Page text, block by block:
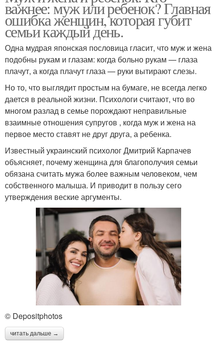
важнее: муж или ребенок? Главная
ошибка женщин, которая губит
семьи каждый день.
Одна мудрая японская пословица гласит, что муж и жена
подобны рукам и глазам: когда больно рукам — глаза
плачут, а когда плачут глаза — руки вытирают слезы.
Но то, что выглядит простым на бумаге, не всегда легко
дается в реальной жизни. Психологи считают, что во
многом разлад в семье порождают неправильные
взаимные отношения супругов , когда муж и жена на
первое место ставят не друг друга, а ребенка.
Известный украинский психолог Дмитрий Карпачев
объясняет, почему женщина для благополучия семьи
обязана считать мужа более важным человеком, чем
собственного малыша. И приводит в пользу сего
утверждения веские аргументы.
© Depositphotos
читать дальше →